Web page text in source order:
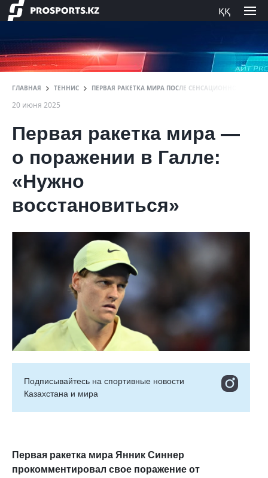
ққ
ГЛАВНАЯ ТЕННИС ПЕРВАЯ РАКЕТКА МИРА ПОСЛЕ СЕНСАЦИОННОГО
20 июня 2025
Первая ракетка мира —
о поражении в Галле:
«Нужно
восстановиться»
Подписывайтесь на cпортивные новости
Казахстана и мира
Первая ракетка мира Янник Синнер
прокомментировал свое поражение от